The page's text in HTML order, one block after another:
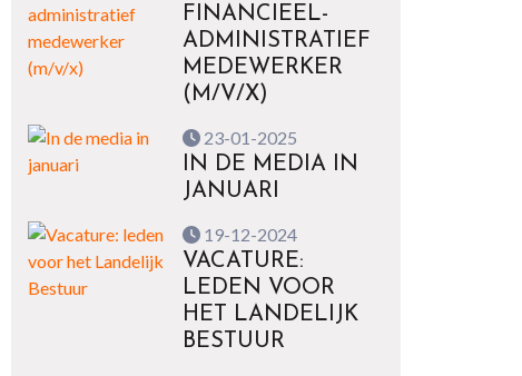
FINANCIEEL-
ADMINISTRATIEF
MEDEWERKER
(M/V/X)
23-01-2025
IN DE MEDIA IN
JANUARI
19-12-2024
VACATURE:
LEDEN VOOR
HET LANDELIJK
BESTUUR